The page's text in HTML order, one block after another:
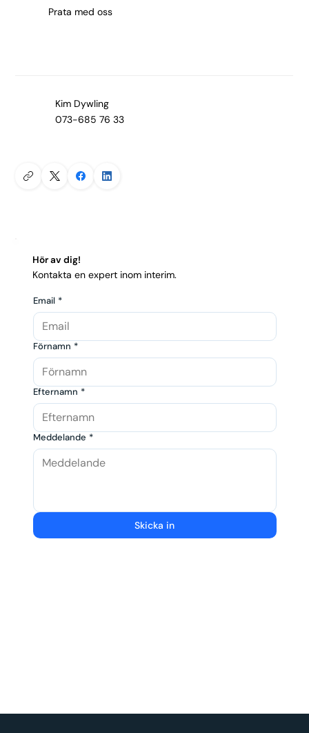
Prata med oss
Kim Dywling
073-685 76 33
Hör av dig!
Kontakta en expert inom interim.
Email *
Förnamn *
Efternamn *
Meddelande *
Skicka in